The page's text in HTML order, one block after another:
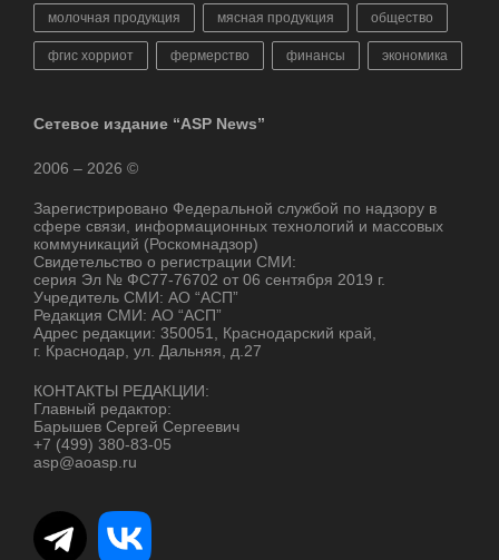
молочная продукция мясная продукция общество
фгис хорриот фермерство финансы экономика
Сетевое издание “ASP News”
2006 – 2026 ©
Зарегистрировано Федеральной службой по надзору в
сфере связи, информационных технологий и массовых
коммуникаций (Роскомнадзор)
Свидетельство о регистрации СМИ:
серия Эл № ФС77-76702 от 06 сентября 2019 г.
Учредитель СМИ: АО “АСП”
Редакция СМИ: АО “АСП”
Адрес редакции: 350051, Краснодарский край,
г. Краснодар, ул. Дальняя, д.27
КОНТАКТЫ РЕДАКЦИИ:
Главный редактор:
Барышев Сергей Сергеевич
+7 (499) 380-83-05
asp@aoasp.ru